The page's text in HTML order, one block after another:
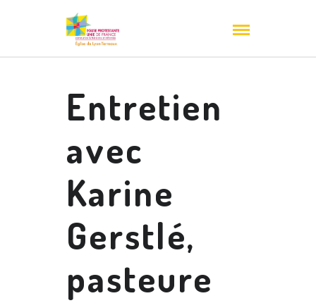
Entretien
avec
Karine
Gerstlé,
pasteure